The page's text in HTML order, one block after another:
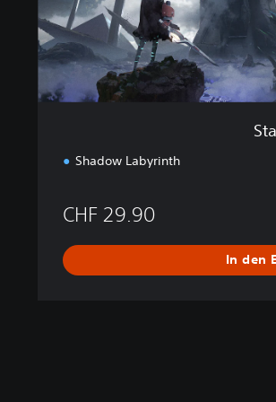
i
o
n
Shadow Labyrinth
CHF 29.90
In den